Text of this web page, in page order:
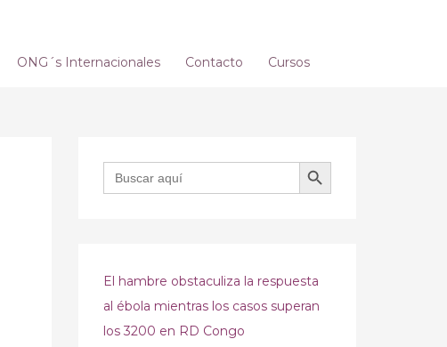
ONG´s Internacionales Contacto Cursos
Buscar: BOTÓN DE BÚSQUEDA
El hambre obstaculiza la respuesta
al ébola mientras los casos superan
los 3200 en RD Congo